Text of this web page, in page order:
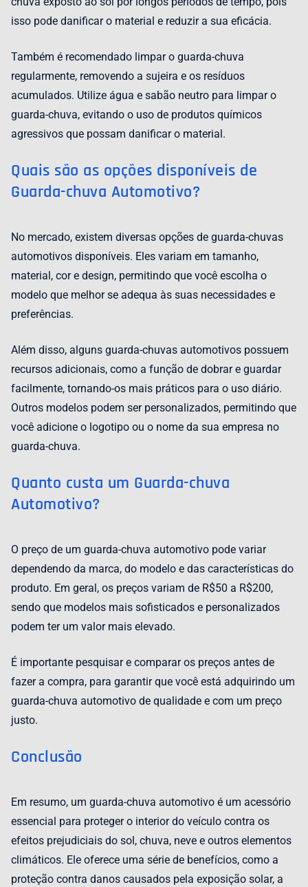
isso pode danificar o material e reduzir a sua eficácia.
Também é recomendado limpar o guarda-chuva
regularmente, removendo a sujeira e os resíduos
acumulados. Utilize água e sabão neutro para limpar o
guarda-chuva, evitando o uso de produtos químicos
agressivos que possam danificar o material.
Quais são as opções disponíveis de
Guarda-chuva Automotivo?
No mercado, existem diversas opções de guarda-chuvas
automotivos disponíveis. Eles variam em tamanho,
material, cor e design, permitindo que você escolha o
modelo que melhor se adequa às suas necessidades e
preferências.
Além disso, alguns guarda-chuvas automotivos possuem
recursos adicionais, como a função de dobrar e guardar
facilmente, tornando-os mais práticos para o uso diário.
Outros modelos podem ser personalizados, permitindo que
você adicione o logotipo ou o nome da sua empresa no
guarda-chuva.
Quanto custa um Guarda-chuva
Automotivo?
O preço de um guarda-chuva automotivo pode variar
dependendo da marca, do modelo e das características do
produto. Em geral, os preços variam de R$50 a R$200,
sendo que modelos mais sofisticados e personalizados
podem ter um valor mais elevado.
É importante pesquisar e comparar os preços antes de
fazer a compra, para garantir que você está adquirindo um
guarda-chuva automotivo de qualidade e com um preço
justo.
Conclusão
Em resumo, um guarda-chuva automotivo é um acessório
essencial para proteger o interior do veículo contra os
efeitos prejudiciais do sol, chuva, neve e outros elementos
climáticos. Ele oferece uma série de benefícios, como a
proteção contra danos causados pela exposição solar, a